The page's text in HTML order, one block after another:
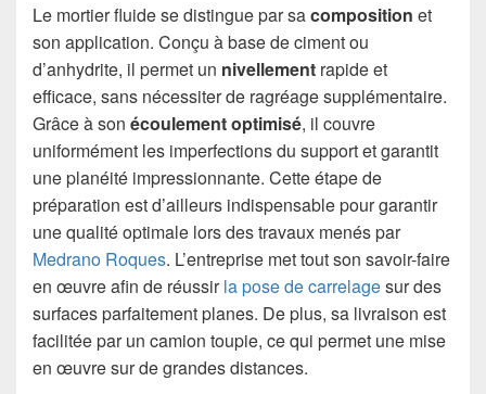
Le mortier fluide se distingue par sacomposition et
son application. Conçu à base de ciment ou
d’anhydrite, il permet un nivellement rapide et
efficace, sans nécessiter de ragréage supplémentaire.
Grâce à son écoulement optimisé, il couvre
uniformément les imperfections du support et garantit
une planéité impressionnante. Cette étape de
préparation est d’ailleurs indispensable pour garantir
une qualité optimale lors des travaux menés par
Medrano Roques. L’entreprise met tout son savoir-faire
en œuvre afin de réussirla pose de carrelagesur des
surfaces parfaitement planes. De plus, sa livraison est
facilitée par un camion toupie, ce qui permet une mise
en œuvre sur de grandes distances.